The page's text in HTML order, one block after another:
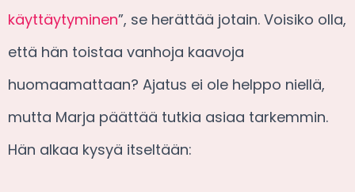
käyttäytyminen”, se herättää jotain. Voisiko olla,
että hän toistaa vanhoja kaavoja
huomaamattaan? Ajatus ei ole helppo niellä,
mutta Marja päättää tutkia asiaa tarkemmin.
Hän alkaa kysyä itseltään: